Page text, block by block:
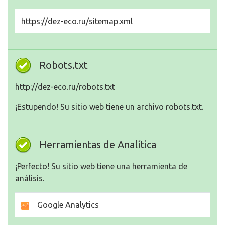
https://dez-eco.ru/sitemap.xml
Robots.txt
http://dez-eco.ru/robots.txt
¡Estupendo! Su sitio web tiene un archivo robots.txt.
Herramientas de Analítica
¡Perfecto! Su sitio web tiene una herramienta de
análisis.
Google Analytics